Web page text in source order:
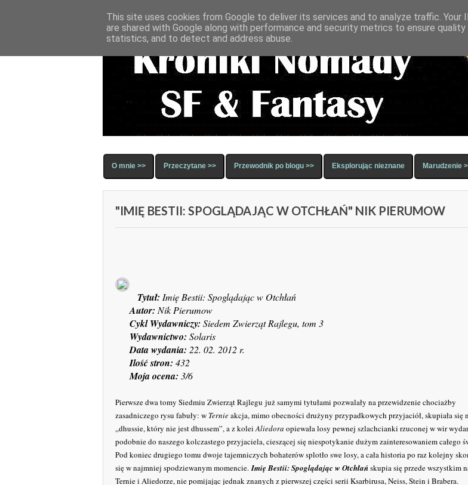
O mnie >> Przeczytane >> Przewodnik po blogu >> Eksplorując nieznane Marudzenie
"IMIĘ BESTII: SPOGLĄDAJĄC W OTCHŁAŃ" NIK PIERUMOW
Tytuł: Imię Bestii: Spoglądając w Otchłań
Autor: Nik Pierumow
Cykl Wydawniczy: Siedem Zwierząt Rajlegu, tom 3
Wydawnictwo: Solaris
Data wydania: 22. 02. 2012 r.
Ilość stron: 432
Moja ocena: 3/6
Pierwsze dwa tomy Siedmiu ZwierzątRajlegu już samymi tytułami pozwalały na przewidzenie chociażby
zasadniczego rysu fabuły: w Ternieakcja, mimo obecności drużyny przypadkowych przyjaciół, skupiała się
„dhussie, który nie jest dhussem”, a z koleiAliedora opiewała losy pewnej szlachcianki rzuconej w wir
podobnie do naszego kolczastego przyjaciela, cieszącej się niespotykanie dużym zainteresowaniem całego
Pod koniec drugiego tomu dwoje tajemniczych bohaterów splotło swe losy, a cała historia po raz kolejny
się w najmniej spodziewanym momencie. Imię Bestii: Spoglądając w Otchłańskupia się przede wszystkim
Ternie i Aliedorze, nie pomijając jednak znanych z pierwszej części serii Ksarbirusa, Neiss, Stein i Brabera.
This site uses cookies from Google to deliver its services and to analyze traffic. Your
are shared with Google along with performance and security metrics to ensure
statistics, and to detect and address abuse.